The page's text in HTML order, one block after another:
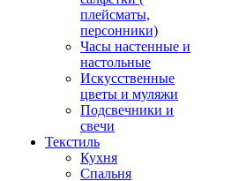
плейсматы,
персонники)
Часы настенные и
настольные
Искусственные
цветы и муляжи
Подсвечники и
свечи
Текстиль
Кухня
Спальня